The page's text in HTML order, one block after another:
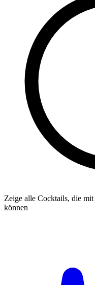
Zeige alle Cocktails, die mit
können